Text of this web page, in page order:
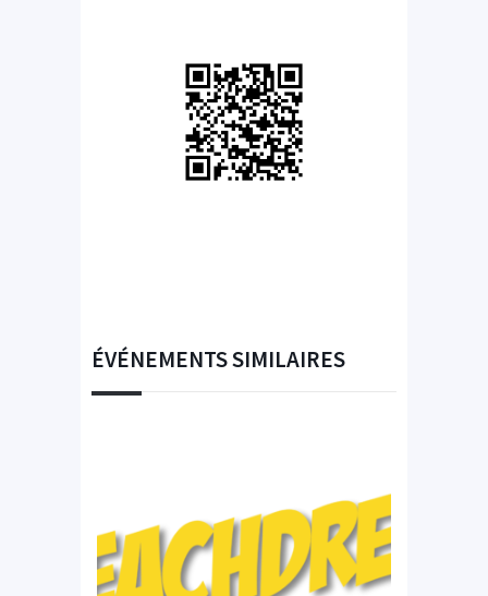
ÉVÉNEMENTS SIMILAIRES